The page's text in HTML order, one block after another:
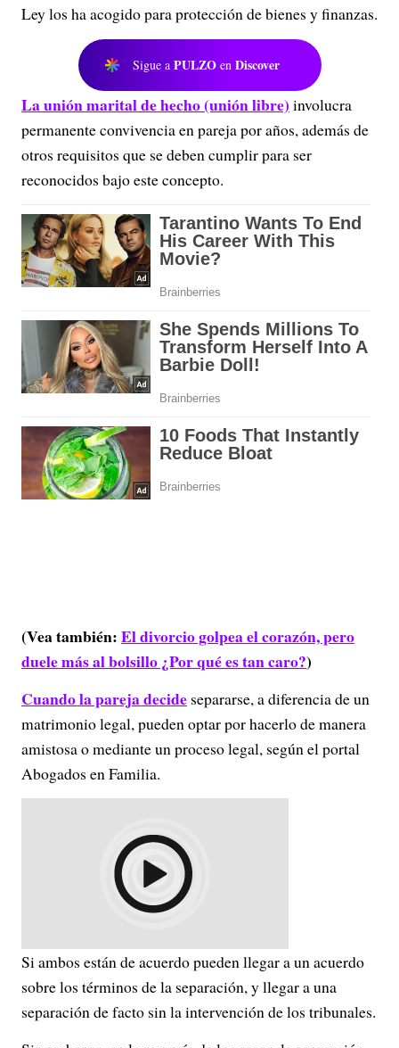
Ley los ha acogido para protección de bienes y finanzas.
Sigue a PULZO en Discover
La unión marital de hecho (unión libre) involucra
permanente convivencia en pareja por años, además de
otros requisitos que se deben cumplir para ser
reconocidos bajo este concepto.
(Vea también:El divorcio golpea el corazón, pero
duele más al bolsillo ¿Por qué es tan caro?)
Cuando la pareja decide separarse, a diferencia de un
matrimonio legal, pueden optar por hacerlo de manera
amistosa o mediante un proceso legal, según el portal
Abogados en Familia.
Si ambos están de acuerdo pueden llegar a un acuerdo
sobre los términos de la separación, y llegar a una
separación de facto sin la intervención de los tribunales.